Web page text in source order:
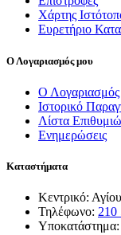
Χάρτης
Ευρετήριο
Ο Λογαριασμός μου
Ο
Ιστορικό
Λίστα
Ενημερώσεις
Καταστήματα
Κεντρικό:
Τηλέφωνο: 210
Υποκατάστημα: